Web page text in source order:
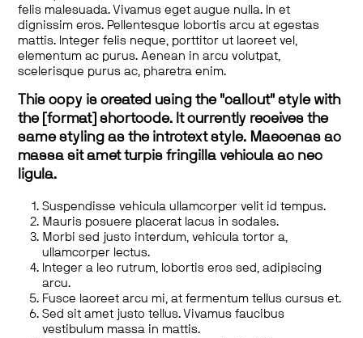
felis malesuada. Vivamus eget augue nulla. In et
dignissim eros. Pellentesque lobortis arcu at egestas
mattis. Integer felis neque, porttitor ut laoreet vel,
elementum ac purus. Aenean in arcu volutpat,
scelerisque purus ac, pharetra enim.
This copy is created using the "callout" style with
the [format] shortcode. It currently receives the
same styling as the introtext style. Maecenas ac
massa sit amet turpis fringilla vehicula ac nec
ligula.
Suspendisse vehicula ullamcorper velit id tempus.
Mauris posuere placerat lacus in sodales.
Morbi sed justo interdum, vehicula tortor a,
ullamcorper lectus.
Integer a leo rutrum, lobortis eros sed, adipiscing
arcu.
Fusce laoreet arcu mi, at fermentum tellus cursus et.
Sed sit amet justo tellus. Vivamus faucibus
vestibulum massa in mattis.